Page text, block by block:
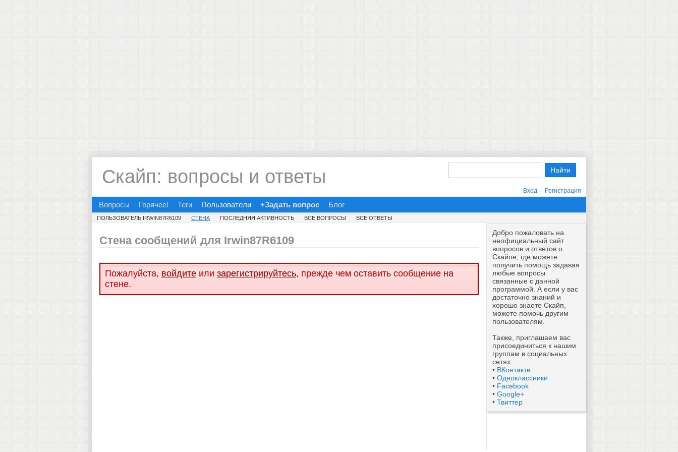
Скайп: вопросы и ответы
Вход Регистрация
Вопросы Горячее! Теги Пользователи +Задать вопрос Блог
ПОЛЬЗОВАТЕЛЬ IRWIN87R6109 СТЕНА ПОСЛЕДНЯЯ АКТИВНОСТЬ ВСЕ ВОПРОСЫ ВСЕ ОТВЕТЫ
Добро пожаловать на
неофициальный сайт
вопросов и ответов о
Скайпе, где можете
получить помощь задавая
любые вопросы
связанные с данной
программой. А если у вас
достаточно знаний и
хорошо знаете Скайп,
можете помочь другим
пользователям.
Также, приглашаем вас
присоединиться к нашим
группам в социальных
сетях:
• ВКонтакте
• Одноклассники
• Facebook
• Google+
• Твиттер
Стена сообщений для Irwin87R6109
Пожалуйста, войдите или зарегистрируйтесь, прежде чем оставить сообщение на
стене.